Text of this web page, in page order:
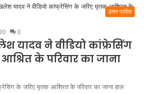
उत्तर प्रदेश
0
ने वीडियो कांफ्रेसिंग
के परिवार का जाना
के जरिए मृतक आश्रित के परिवार का जाना हाल